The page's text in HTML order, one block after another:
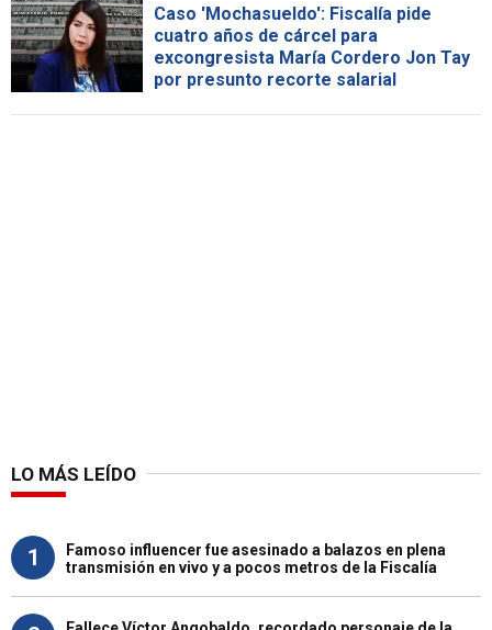
Caso 'Mochasueldo': Fiscalía pide
cuatro años de cárcel para
excongresista María Cordero Jon Tay
por presunto recorte salarial
LO MÁS LEÍDO
1
Famoso influencer fue asesinado a balazos en plena
transmisión en vivo y a pocos metros de la Fiscalía